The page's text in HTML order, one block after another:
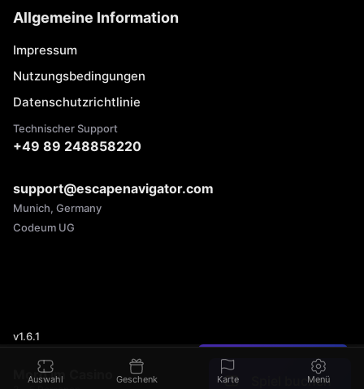
Mord im Casino Spiel buchen
Einen Fehler gefunden?
Allgemeine Information
Impressum
Nutzungsbedingungen
Datenschutzrichtlinie
Technischer Support
+49 89 248858220
support@escapenavigator.com
Munich, Germany
Codeum UG
v1.6.1
Auswahl Geschenk Karte Menü